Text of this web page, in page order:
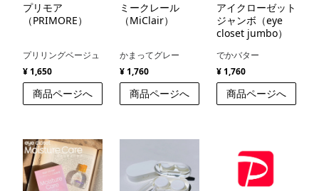
プリモア
（PRIMORE）
プリリングベージュ
¥ 1,650
商品ページへ
ミークレール
（MiClair）
かまってグレー
¥ 1,760
商品ページへ
アイクローゼット
ジャンボ（eye
closet jumbo）
でかバター
¥ 1,760
商品ページへ